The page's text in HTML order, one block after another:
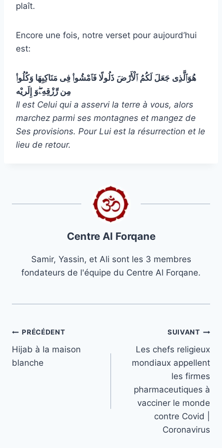
plaît.
Encore une fois, notre verset pour aujourd’hui
est:
هُوَٱلَّذِى جَعَلَ لَكُمُ ٱلْأَرْضَ ذَلُولًا فَٱمْشُوا۟ فِى مَنَاكِبِهَا وَكُلُوا۟
مِن رِّزْقِهِۦۖوَ إِلَريْه
Il est Celui qui a asservi la terre à vous, alors
marchez parmi ses montagnes et mangez de
Ses provisions. Pour Lui est la résurrection et le
lieu de retour.
Centre Al Forqane
Samir, Yassin, et Ali sont les 3 membres
fondateurs de l'équipe du Centre Al Forqane.
Navigation
de
PRÉCÉDENT
Hijab à la maison
blanche
SUIVANT
Les chefs religieux
mondiaux appellent
les firmes
pharmaceutiques à
vacciner le monde
contre Covid |
Coronavirus